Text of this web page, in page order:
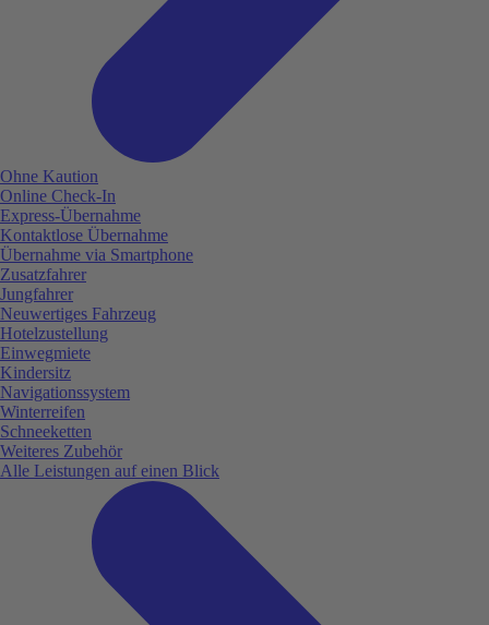
Ohne Kaution
Online Check-In
Express-Übernahme
Kontaktlose Übernahme
Übernahme via Smartphone
Zusatzfahrer
Jungfahrer
Neuwertiges Fahrzeug
Hotelzustellung
Einwegmiete
Kindersitz
Navigationssystem
Winterreifen
Schneeketten
Weiteres Zubehör
Alle Leistungen auf einen Blick